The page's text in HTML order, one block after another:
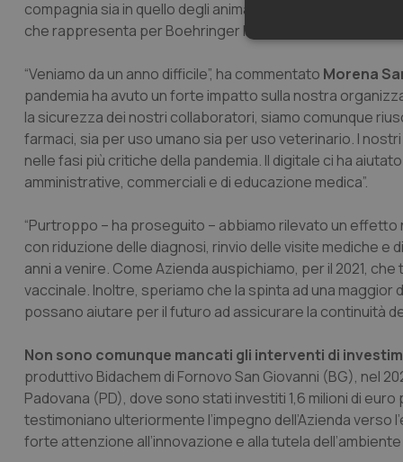
compagnia sia in quello degli animali da allevamento.
che rappresenta per Boehringer Ingelheim Italia più del
“Veniamo da un anno difficile”, ha commentato Morena
pandemia ha avuto un forte impatto sulla nostra
la sicurezza dei nostri collaboratori, siamo comunque
farmaci, sia per uso umano sia per uso veterinario. I
nelle fasi più critiche della pandemia. Il digitale ci ha
amministrative, commerciali e di educazione medica”.
“Purtroppo – ha proseguito – abbiamo rilevato un
con riduzione delle diagnosi, rinvio delle visite mediche
anni a venire. Come Azienda auspichiamo, per il 2021,
vaccinale. Inoltre, speriamo che la spinta ad una
possano aiutare per il futuro ad assicurare la continuità
Non sono comunque mancati gli interventi di
produttivo Bidachem di Fornovo San Giovanni (BG), nel
Padovana (PD), dove sono stati investiti 1,6 milioni di
testimoniano ulteriormente l’impegno dell’Azienda
forte attenzione all’innovazione e alla tutela
e l'accesso alle
Nome
tracking-sites-
tracking-enable